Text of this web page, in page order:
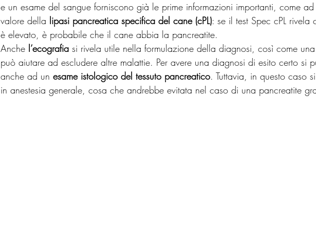
e un esame del sangue forniscono già le prime informazioni importanti, come
valore della lipasi pancreatica specifica del cane (cPL): se il test Spec cPL
è elevato, è probabile che il cane abbia la pancreatite.
Anche l’ecografia si rivela utile nella formulazione della diagnosi, così come
può aiutare ad escludere altre malattie. Per avere una diagnosi di esito certo si
anche ad un esame istologico del tessuto pancreatico. Tuttavia, in questo caso
in anestesia generale, cosa che andrebbe evitata nel caso di una pancreatite